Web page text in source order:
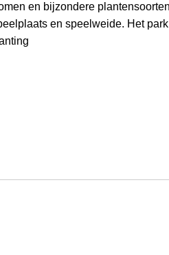
en bijzondere plantensoorten
en speelweide. Het